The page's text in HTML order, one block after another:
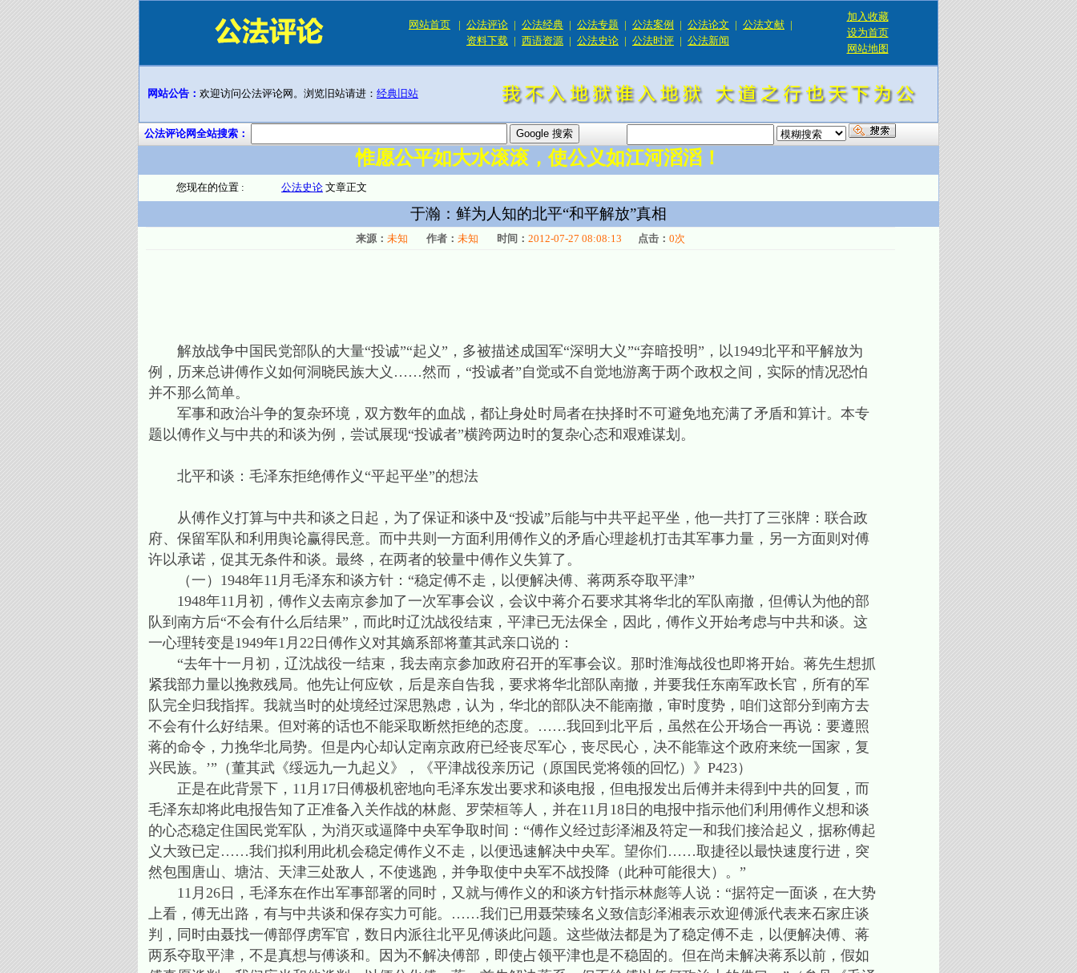
网站首页 | 公法评论 | 公法经典 | 公法专题 | 公法案例 | 公法论文 | 公法文献 |
资料下载 | 西语资源 | 公法史论 | 公法时评 | 公法新闻
加入收藏
设为首页
网站地图
网站公告： 欢迎访问公法评论网。浏览旧站请进： 经典旧站
公法评论网全站搜索：
惟愿公平如大水滚滚，使公义如江河滔滔！
您现在的位置 : 公法史论 文章正文
于瀚：鲜为人知的北平“和平解放”真相
来源： 未知 作者： 未知 时间： 2012-07-27 08:08:13 点击： 0次
解放战争中国民党部队的大量“投诚”“起义”，多被描述成国军“深明大义”“弃暗投明”，以1949北平和平解放为
例，历来总讲傅作义如何洞晓民族大义……然而，“投诚者”自觉或不自觉地游离于两个政权之间，实际的情况恐怕
并不那么简单。
军事和政治斗争的复杂环境，双方数年的血战，都让身处时局者在抉择时不可避免地充满了矛盾和算计。本专
题以傅作义与中共的和谈为例，尝试展现“投诚者”横跨两边时的复杂心态和艰难谋划。
北平和谈：毛泽东拒绝傅作义“平起平坐”的想法
从傅作义打算与中共和谈之日起，为了保证和谈中及“投诚”后能与中共平起平坐，他一共打了三张牌：联合政
府、保留军队和利用舆论赢得民意。而中共则一方面利用傅作义的矛盾心理趁机打击其军事力量，另一方面则对傅
许以承诺，促其无条件和谈。最终，在两者的较量中傅作义失算了。
（一）1948年11月毛泽东和谈方针：“稳定傅不走，以便解决傅、蒋两系夺取平津”
1948年11月初，傅作义去南京参加了一次军事会议，会议中蒋介石要求其将华北的军队南撤，但傅认为他的部
队到南方后“不会有什么后结果”，而此时辽沈战役结束，平津已无法保全，因此，傅作义开始考虑与中共和谈。这
一心理转变是1949年1月22日傅作义对其嫡系部将董其武亲口说的：
“去年十一月初，辽沈战役一结束，我去南京参加政府召开的军事会议。那时淮海战役也即将开始。蒋先生想抓
紧我部力量以挽救残局。他先让何应钦，后是亲自告我，要求将华北部队南撤，并要我任东南军政长官，所有的军
队完全归我指挥。我就当时的处境经过深思熟虑，认为，华北的部队决不能南撤，审时度势，咱们这部分到南方去
不会有什么好结果。但对蒋的话也不能采取断然拒绝的态度。……我回到北平后，虽然在公开场合一再说：要遵照
蒋的命令，力挽华北局势。但是内心却认定南京政府已经丧尽军心，丧尽民心，决不能靠这个政府来统一国家，复
兴民族。’”（董其武《绥远九一九起义》，《平津战役亲历记（原国民党将领的回忆）》P423）
正是在此背景下，11月17日傅极机密地向毛泽东发出要求和谈电报，但电报发出后傅并未得到中共的回复，而
毛泽东却将此电报告知了正准备入关作战的林彪、罗荣桓等人，并在11月18日的电报中指示他们利用傅作义想和谈
的心态稳定住国民党军队，为消灭或逼降中央军争取时间：“傅作义经过彭泽湘及符定一和我们接洽起义，据称傅起
义大致已定……我们拟利用此机会稳定傅作义不走，以便迅速解决中央军。望你们……取捷径以最快速度行进，突
然包围唐山、塘沽、天津三处敌人，不使逃跑，并争取使中央军不战投降（此种可能很大）。”
11月26日，毛泽东在作出军事部署的同时，又就与傅作义的和谈方针指示林彪等人说：“据符定一面谈，在大势
上看，傅无出路，有与中共谈和保存实力可能。……我们已用聂荣臻名义致信彭泽湘表示欢迎傅派代表来石家庄谈
判，同时由聂找一傅部俘虏军官，数日内派往北平见傅谈此问题。这些做法都是为了稳定傅不走，以便解决傅、蒋
两系夺取平津，不是真想与傅谈和。因为不解决傅部，即使占领平津也是不稳固的。但在尚未解决蒋系以前，假如